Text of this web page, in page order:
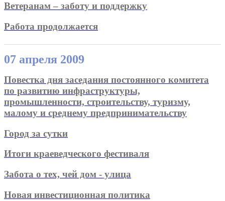
Ветеранам – заботу и поддержку
Работа продолжается
07 апреля 2009
Повестка дня заседания постоянного комитета
по развитию инфраструктуры,
промышленности, строительству, туризму,
малому и среднему предпринимательству
Город за сутки
Итоги краеведческого фестиваля
Забота о тех, чей дом - улица
Новая инвестиционная политика